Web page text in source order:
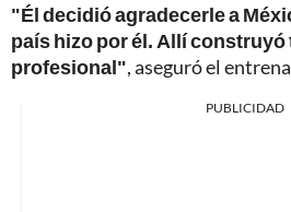
"Él decidió agradecerle a
país hizo por él. Allí construyó
profesional", aseguró el
PUBLICIDAD